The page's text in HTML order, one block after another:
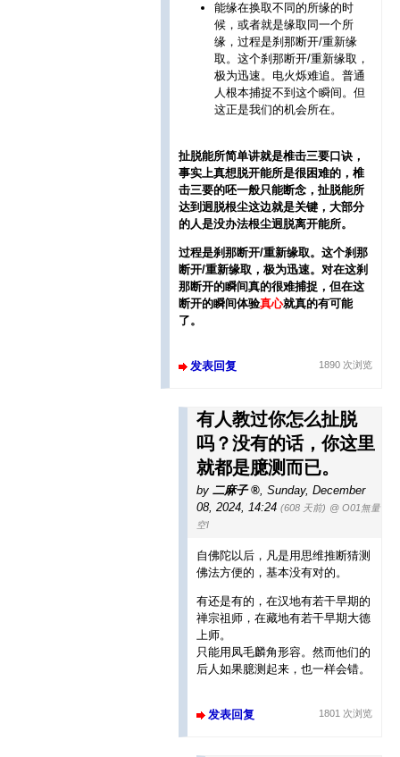
能缘在换取不同的所缘的时
候，或者就是缘取同一个所
缘，过程是刹那断开/重新缘
取。这个刹那断开/重新缘取，
极为迅速。电火烁难追。普通
人根本捕捉不到这个瞬间。但
这正是我们的机会所在。
扯脱能所简单讲就是椎击三要口诀，
事实上真想脱开能所是很困难的，椎
击三要的呸一般只能断念，扯脱能所
达到迥脱根尘这边就是关键，大部分
的人是没办法根尘迥脱离开能所。
过程是刹那断开/重新缘取。这个刹那
断开/重新缘取，极为迅速。对在这刹
那断开的瞬间真的很难捕捉，但在这
断开的瞬间体验真心就真的有可能
了。
发表回复 1890 次浏览
有人教过你怎么扯脱
吗？没有的话，你这里
就都是臆测而已。
by 二麻子
Sunday, December
08, 2024, 14:24 (608 天前) @ O01無量
空I
自佛陀以后，凡是用思维推断猜测
佛法方便的，基本没有对的。
有还是有的，在汉地有若干早期的
禅宗祖师，在藏地有若干早期大德
上师。
只能用凤毛麟角形容。然而他们的
后人如果臆测起来，也一样会错。
发表回复 1801 次浏览